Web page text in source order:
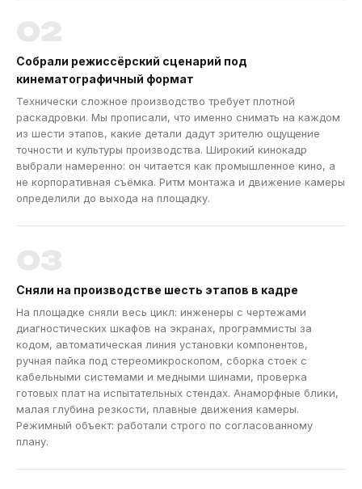
Собрали режиссёрский сценарий под
кинематографичный формат
Технически сложное производство требует плотной
раскадровки. Мы прописали, что именно снимать на каждом
из шести этапов, какие детали дадут зрителю ощущение
точности и культуры производства. Широкий кинокадр
выбрали намеренно: он читается как промышленное кино, а
не корпоративная съёмка. Ритм монтажа и движение камеры
определили до выхода на площадку.
Сняли на производстве шесть этапов в кадре
На площадке сняли весь цикл: инженеры с чертежами
диагностических шкафов на экранах, программисты за
кодом, автоматическая линия установки компонентов,
ручная пайка под стереомикроскопом, сборка стоек с
кабельными системами и медными шинами, проверка
готовых плат на испытательных стендах. Анаморфные блики,
малая глубина резкости, плавные движения камеры.
Режимный объект: работали строго по согласованному
плану.